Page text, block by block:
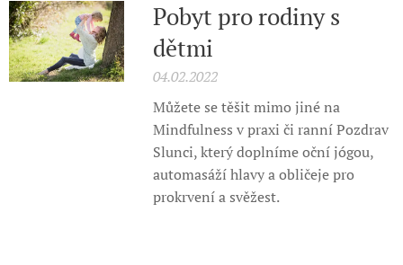
Pobyt pro rodiny s
dětmi
04.02.2022
Můžete se těšit mimo jiné na
Mindfulness v praxi či ranní Pozdrav
Slunci, který doplníme oční jógou,
automasáží hlavy a obličeje pro
prokrvení a svěžest.